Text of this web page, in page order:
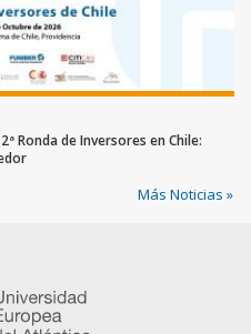
Ronda de Inversores en Chile:
Más Noticias »